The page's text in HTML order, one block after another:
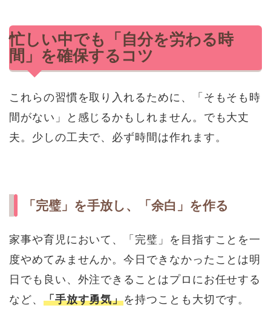
忙しい中でも「自分を労わる時
間」を確保するコツ
これらの習慣を取り入れるために、「そもそも時
間がない」と感じるかもしれません。でも大丈
夫。少しの工夫で、必ず時間は作れます。
「完璧」を手放し、「余白」を作る
家事や育児において、「完璧」を目指すことを一
度やめてみませんか。今日できなかったことは明
日でも良い、外注できることはプロにお任せする
など、 「手放す勇気」を持つことも大切です。